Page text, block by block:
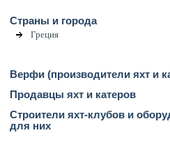
Страны и города
Греция
Верфи (производители яхт и
Продавцы яхт и катеров
Строители яхт-клубов и
для них